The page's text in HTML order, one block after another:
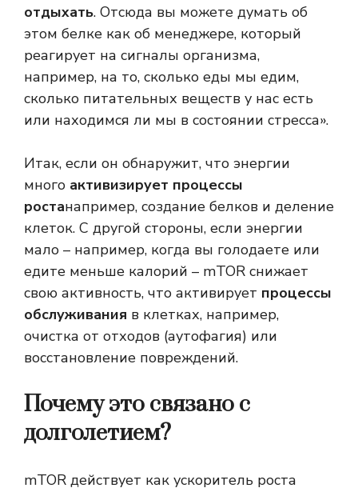
отдыхать. Отсюда вы можете думать об
этом белке как об менеджере, который
реагирует на сигналы организма,
например, на то, сколько еды мы едим,
сколько питательных веществ у нас есть
или находимся ли мы в состоянии стресса».
Итак, если он обнаружит, что энергии
много активизирует процессы
ростанапример, создание белков и деление
клеток. С другой стороны, если энергии
мало – например, когда вы голодаете или
едите меньше калорий – mTOR снижает
свою активность, что активирует процессы
обслуживания в клетках, например,
очистка от отходов (аутофагия) или
восстановление повреждений.
Почему это связано с
долголетием?
mTOR действует как ускоритель роста